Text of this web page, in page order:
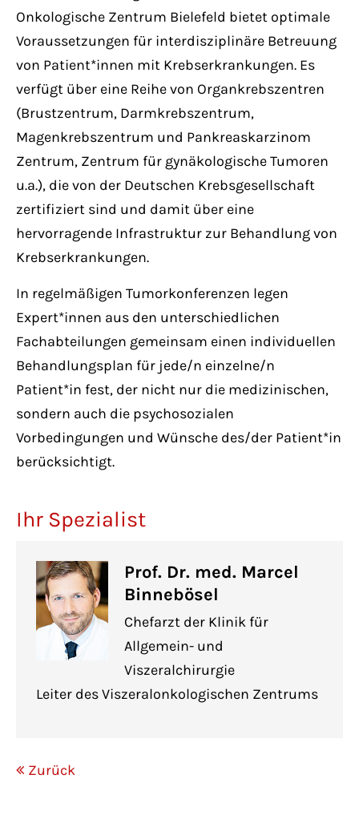
Onkologische Zentrum Bielefeld bietet optimale
Voraussetzungen für interdisziplinäre Betreuung
von Patient*innen mit Krebserkrankungen. Es
verfügt über eine Reihe von Organkrebszentren
(Brustzentrum, Darmkrebszentrum,
Magenkrebszentrum und Pankreaskarzinom
Zentrum, Zentrum für gynäkologische Tumoren
u.a.), die von der Deutschen Krebsgesellschaft
zertifiziert sind und damit über eine
hervorragende Infrastruktur zur Behandlung von
Krebserkrankungen.
In regelmäßigen Tumorkonferenzen legen
Expert*innen aus den unterschiedlichen
Fachabteilungen gemeinsam einen individuellen
Behandlungsplan für jede/n einzelne/n
Patient*in fest, der nicht nur die medizinischen,
sondern auch die psychosozialen
Vorbedingungen und Wünsche des/der Patient*in
berücksichtigt.
Ihr Spezialist
Prof. Dr. med. Marcel
Binnebösel
Chefarzt der Klinik für
Allgemein- und
Viszeralchirurgie
Leiter des Viszeralonkologischen Zentrums
Zurück